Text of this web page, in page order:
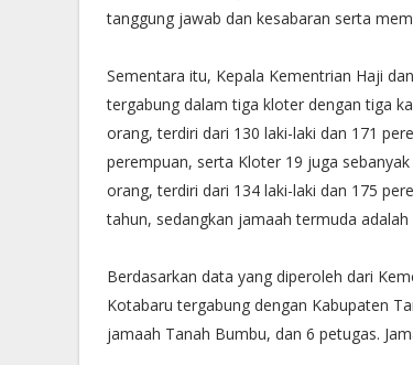
tanggung jawab dan kesabaran serta
Sementara itu, Kepala Kementrian Haji
tergabung dalam tiga kloter dengan tiga
orang, terdiri dari 130 laki-laki dan 171
perempuan, serta Kloter 19 juga
orang, terdiri dari 134 laki-laki dan 175
tahun, sedangkan jamaah termuda
Berdasarkan data yang diperoleh dari
Kotabaru tergabung dengan Kabupaten
jamaah Tanah Bumbu, dan 6 petugas.